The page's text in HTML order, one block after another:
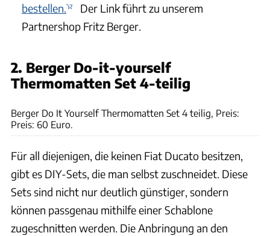
bestellen.
Der Link führt zu unserem
Partnershop Fritz Berger.
2. Berger Do-it-yourself
Thermomatten Set 4-teilig
Berger Do It Yourself Thermomatten Set 4 teilig, Preis:
Preis: 60 Euro.
Für all diejenigen, die keinen Fiat Ducato besitzen,
gibt es DIY-Sets, die man selbst zuschneidet. Diese
Sets sind nicht nur deutlich günstiger, sondern
können passgenau mithilfe einer Schablone
zugeschnitten werden. Die Anbringung an den